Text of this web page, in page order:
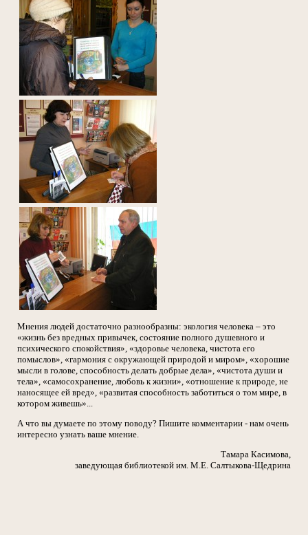
Мнения людей достаточно разнообразны: экология человека – это
«жизнь без вредных привычек, состояние полного душевного и
психического спокойствия», «здоровье человека, чистота его
помыслов», «гармония с окружающей природой и миром», «хорошие
мысли в голове, способность делать добрые дела», «чистота души и
тела», «самосохранение, любовь к жизни», «отношение к природе, не
наносящее ей вред», «развитая способность заботиться о том мире, в
котором живешь»...
А что вы думаете по этому поводу? Пишите комментарии - нам очень
интересно узнать ваше мнение.
Тамара Касимова,
заведующая библиотекой им. М.Е. Салтыкова-Щедрина